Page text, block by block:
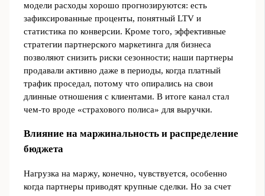
модели расходы хорошо прогнозируются: есть
зафиксированные проценты, понятный LTV и
статистика по конверсии. Кроме того, эффективные
стратегии партнерского маркетинга для бизнеса
позволяют снизить риски сезонности; наши партнеры
продавали активно даже в периоды, когда платный
трафик проседал, потому что опирались на свои
длинные отношения с клиентами. В итоге канал стал
чем-то вроде «страхового полиса» для выручки.
Влияние на маржинальность и распределение
бюджета
Нагрузка на маржу, конечно, чувствуется, особенно
когда партнеры приводят крупные сделки. Но за счет